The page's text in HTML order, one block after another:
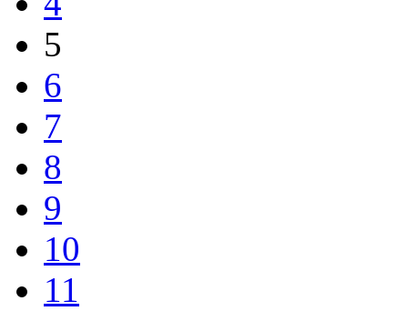
5
6
7
8
9
10
11